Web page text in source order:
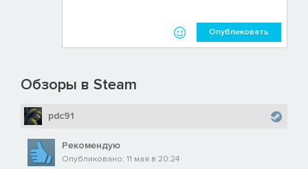
Опубликовать
Обзоры в Steam
pdc91
Рекомендую
Опубликовано: 11 мая в 20:24